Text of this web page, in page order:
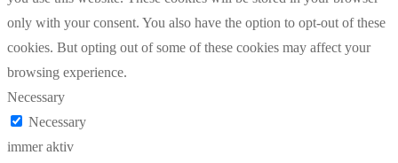
only with your consent. You also have the option to opt-out of these
cookies. But opting out of some of these cookies may affect your
browsing experience.
Necessary
Necessary
immer aktiv